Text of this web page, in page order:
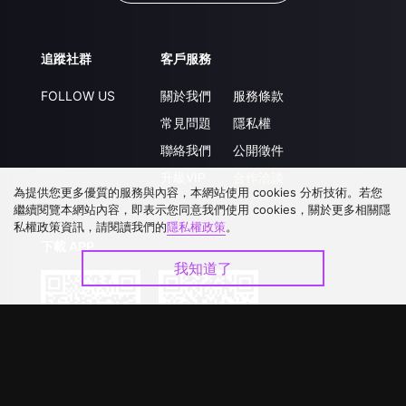
追蹤社群
FOLLOW US
客戶服務
關於我們
常見問題
聯絡我們
服務條款
隱私權
公開徵件
為提供您更多優質的服務與內容，本網站使用 cookies 分析技術。若您
繼續閱覽本網站內容，即表示您同意我們使用 cookies，關於更多相關隱
私權政策資訊，請閱讀我們的隱私權政策。
我知道了